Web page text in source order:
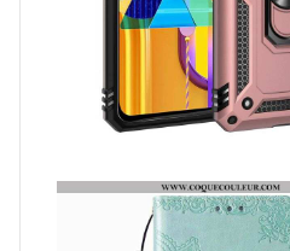
COQUE SAMSUNG GALAXY M21 ANNEAU PREMIUM